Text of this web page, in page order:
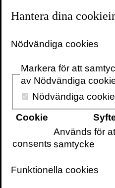
och alla
Collins
än fyra år, och
av nedgång som han
Genom att förstå
ledare markant
vägen ned till botten.
säga att boken är en
tidigare storsäljare
beskriver
på ett specifikt
Hantera dina
Nödvändiga cookies
Markera för att
av Nödvändiga
Nödvändiga
Cookie
consents
Används för
samtycke
Funktionella cookies